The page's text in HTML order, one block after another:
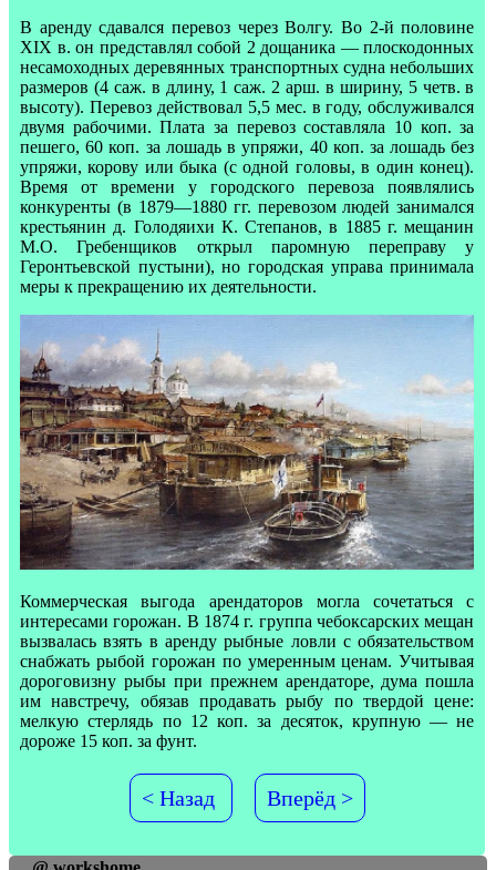
В аренду сдавался перевоз через Волгу. Во 2-й половине
XIX в. он представлял собой 2 дощаника — плоскодонных
несамоходных деревянных транспортных судна небольших
размеров (4 саж. в длину, 1 саж. 2 арш. в ширину, 5 четв. в
высоту). Перевоз действовал 5,5 мес. в году, обслуживался
двумя рабочими. Плата за перевоз составляла 10 коп. за
пешего, 60 коп. за лошадь в упряжи, 40 коп. за лошадь без
упряжи, корову или быка (с одной головы, в один конец).
Время от времени у городского перевоза появлялись
конкуренты (в 1879—1880 гг. перевозом людей занимался
крестьянин д. Голодяихи К. Степанов, в 1885 г. мещанин
М.О. Гребенщиков открыл паромную переправу у
Геронтьевской пустыни), но городская управа принимала
меры к прекращению их деятельности.
Коммерческая выгода арендаторов могла сочетаться с
интересами горожан. В 1874 г. группа чебоксарских мещан
вызвалась взять в аренду рыбные ловли с обязательством
снабжать рыбой горожан по умеренным ценам. Учитывая
дороговизну рыбы при прежнем арендаторе, дума пошла
им навстречу, обязав продавать рыбу по твердой цене:
мелкую стерлядь по 12 коп. за десяток, крупную — не
дороже 15 коп. за фунт.
< Назад Вперёд >